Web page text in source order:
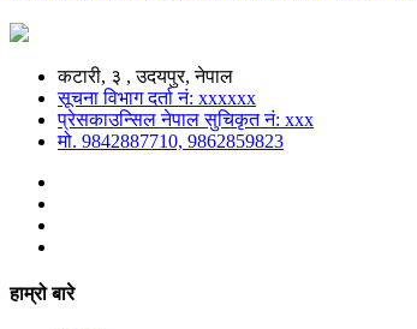
कटारी, ३ , उदयपुर, नेपाल
सूचना विभाग दर्ता नं: xxxxxx
प्रेसकाउन्सिल नेपाल सुचिकृत नं: xxx
मो. 9842887710, 9862859823
हाम्रो बारे